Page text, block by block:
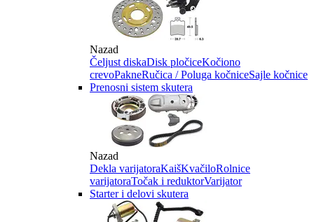
Nazad
Čeljust diskaDisk pločiceKočiono
crevoPakneRučica / Poluga kočniceSajle kočnice
Prenosni sistem skutera
Nazad
Dekla varijatoraKaišKvačiloRolnice
varijatoraTočak i reduktorVarijator
Starter i delovi skutera